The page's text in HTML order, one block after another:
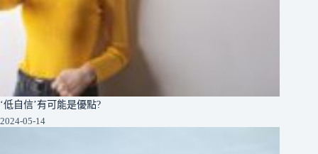
‘低自信’有可能是優點?
2024-05-14